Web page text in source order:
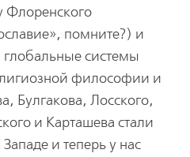
Флоренского
помните?) и
глобальные системы
философии и
Булгакова, Лосского,
и Карташева стали
и теперь у нас